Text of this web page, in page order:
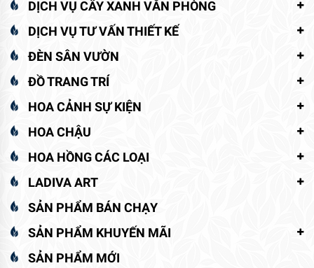
DỊCH VỤ CÂY XANH VĂN PHÒNG
DỊCH VỤ TƯ VẤN THIẾT KẾ
ĐÈN SÂN VƯỜN
ĐỒ TRANG TRÍ
HOA CẢNH SỰ KIỆN
HOA CHẬU
HOA HỒNG CÁC LOẠI
LADIVA ART
SẢN PHẨM BÁN CHẠY
SẢN PHẨM KHUYẾN MÃI
SẢN PHẨM MỚI